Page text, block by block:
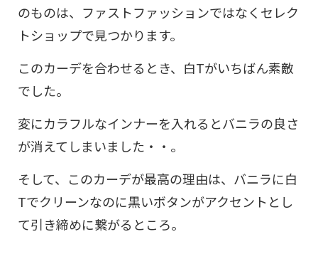
のものは、ファストファッションではなくセレク
トショップで見つかります。
このカーデを合わせるとき、白Tがいちばん素敵
でした。
変にカラフルなインナーを入れるとバニラの良さ
が消えてしまいました・・。
そして、このカーデが最高の理由は、バニラに白
Tでクリーンなのに黒いボタンがアクセントとし
て引き締めに繋がるところ。